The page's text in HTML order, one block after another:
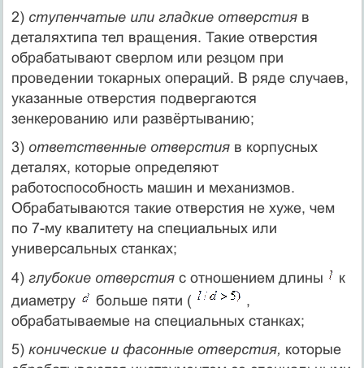
2) ступенчатые или гладкие отверстия в
деталяхтипа тел вращения. Такие отверстия
обрабатывают сверлом или резцом при
проведении токарных операций. В ряде случаев,
указанные отверстия подвергаются
зенкерованию или развёртыванию;
3) ответственные отверстия в корпусных
деталях, которые определяют
работоспособность машин и механизмов.
Обрабатываются такие отверстия не хуже, чем
по 7-му квалитету на специальных или
универсальных станках;
4) глубокие отверстияс отношением длины
к
диаметру
больше пяти (
,
обрабатываемые на специальных станках;
5) конические и фасонные отверстия, которые